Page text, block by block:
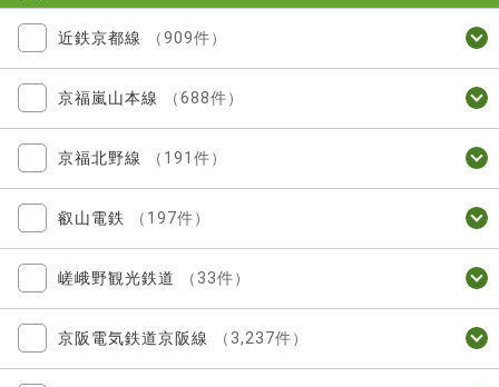
近鉄京都線 （909件）
京福嵐山本線 （688件）
京福北野線 （191件）
叡山電鉄 （197件）
嵯峨野観光鉄道 （33件）
京阪電気鉄道京阪線 （3,237件）